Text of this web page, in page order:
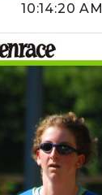
10:14:20 AM